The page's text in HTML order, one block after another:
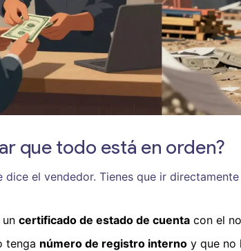
que todo está en orden?
dice el vendedor. Tienes que ir
certificado de estado de cuenta con el
tenga número de registro interno y que no